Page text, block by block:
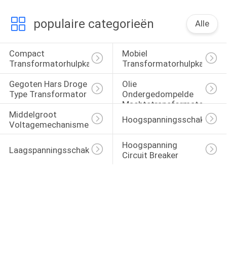
populaire categorieën Alle
Compact
Transformatorhulpkantoor
Mobiel
Transformatorhulpkantoor
Gegoten Hars Droge
Type Transformator
Olie
Ondergedompelde
Machtstransformator
Middelgroot
Voltagemechanisme
Hoogspanningsschakelaars
LaagspanningsschakelinrichtingenHoogspanning
Circuit Breaker